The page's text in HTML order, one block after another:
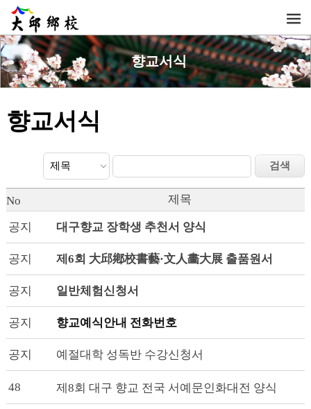
향교서식
향교서식
No 제목
공지 대구향교 장학생 추천서 양식
공지 제6회 大邱鄕校書藝·文人畵大展 출품원서
공지 일반체험신청서
공지 향교예식안내 전화번호
공지 예절대학 성독반 수강신청서
48 제8회 대구 향교 전국 서예문인화대전 양식